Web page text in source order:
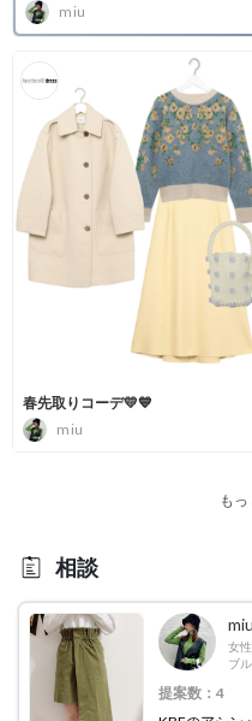
miu
春先取りコーデ💛💙
miu
も
相談
miu
女性
ブ
提案数：4